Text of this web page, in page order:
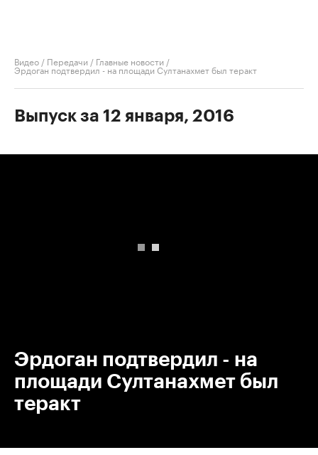
Видео / Передачи / Главные новости /
Эрдоган подтвердил - на площади Султанахмет был теракт
Выпуск за 12 января, 2016
Эрдоган подтвердил - на
площади Султанахмет был
теракт